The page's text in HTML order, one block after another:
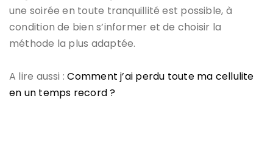
une soirée en toute tranquillité est possible, à
condition de bien s’informer et de choisir la
méthode la plus adaptée.
A lire aussi :Comment j’ai perdu toute ma cellulite
en un temps record ?